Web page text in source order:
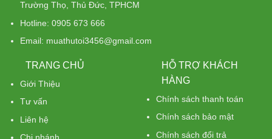
Trường Thọ, Thủ Đức, TPHCM
Hotline: 0905 673 666
Email: muathutoi3456@gmail.com
TRANG CHỦ
Giới Thiệu
Tư vấn
Liên hệ
HỖ TRỢ KHÁCH
HÀNG
Chính sách thanh toán
Chính sách bảo mật
Chính sách đổi trả